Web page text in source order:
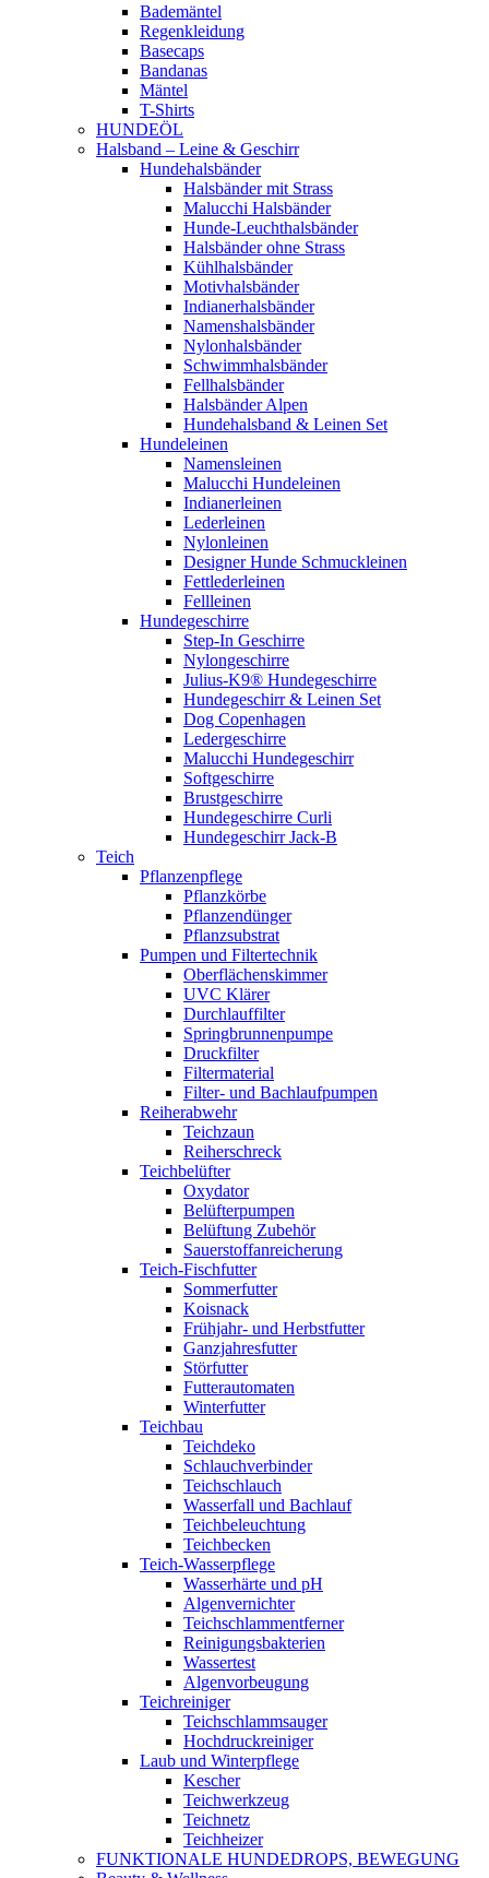
Bademäntel
Regenkleidung
Basecaps
Bandanas
Mäntel
T-Shirts
HUNDEÖL
Halsband – Leine & Geschirr
Hundehalsbänder
Halsbänder mit Strass
Malucchi Halsbänder
Hunde-Leuchthalsbänder
Halsbänder ohne Strass
Kühlhalsbänder
Motivhalsbänder
Indianerhalsbänder
Namenshalsbänder
Nylonhalsbänder
Schwimmhalsbänder
Fellhalsbänder
Halsbänder Alpen
Hundehalsband & Leinen Set
Hundeleinen
Namensleinen
Malucchi Hundeleinen
Indianerleinen
Lederleinen
Nylonleinen
Designer Hunde Schmuckleinen
Fettlederleinen
Fellleinen
Hundegeschirre
Step-In Geschirre
Nylongeschirre
Julius-K9® Hundegeschirre
Hundegeschirr & Leinen Set
Dog Copenhagen
Ledergeschirre
Malucchi Hundegeschirr
Softgeschirre
Brustgeschirre
Hundegeschirre Curli
Hundegeschirr Jack-B
Teich
Pflanzenpflege
Pflanzkörbe
Pflanzendünger
Pflanzsubstrat
Pumpen und Filtertechnik
Oberflächenskimmer
UVC Klärer
Durchlauffilter
Springbrunnenpumpe
Druckfilter
Filtermaterial
Filter- und Bachlaufpumpen
Reiherabwehr
Teichzaun
Reiherschreck
Teichbelüfter
Oxydator
Belüfterpumpen
Belüftung Zubehör
Sauerstoffanreicherung
Teich-Fischfutter
Sommerfutter
Koisnack
Frühjahr- und Herbstfutter
Ganzjahresfutter
Störfutter
Futterautomaten
Winterfutter
Teichbau
Teichdeko
Schlauchverbinder
Teichschlauch
Wasserfall und Bachlauf
Teichbeleuchtung
Teichbecken
Teich-Wasserpflege
Wasserhärte und pH
Algenvernichter
Teichschlammentferner
Reinigungsbakterien
Wassertest
Algenvorbeugung
Teichreiniger
Teichschlammsauger
Hochdruckreiniger
Laub und Winterpflege
Kescher
Teichwerkzeug
Teichnetz
Teichheizer
FUNKTIONALE HUNDEDROPS, BEWEGUNG